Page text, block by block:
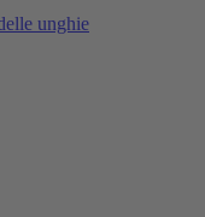
unghie